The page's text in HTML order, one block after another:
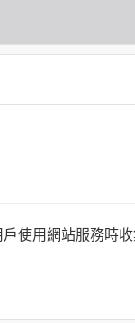
使用網站服務時